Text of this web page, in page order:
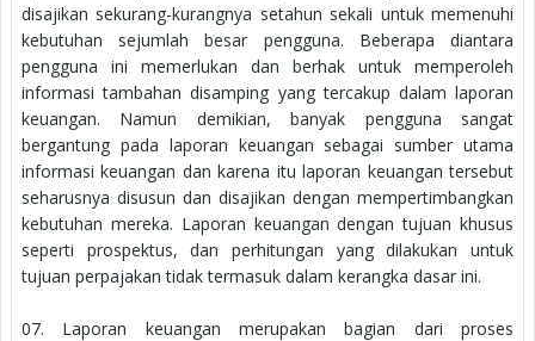
disajikan sekurang-kurangnya setahun sekali untuk memenuhi
kebutuhan sejumlah besar pengguna. Beberapa diantara
pengguna ini memerlukan dan berhak untuk memperoleh
informasi tambahan disamping yang tercakup dalam laporan
keuangan. Namun demikian, banyak pengguna sangat
bergantung pada laporan keuangan sebagai sumber utama
informasi keuangan dan karena itu laporan keuangan tersebut
seharusnya disusun dan disajikan dengan mempertimbangkan
kebutuhan mereka. Laporan keuangan dengan tujuan khusus
seperti prospektus, dan perhitungan yang dilakukan untuk
tujuan perpajakan tidak termasuk dalam kerangka dasar ini.
07. Laporan keuangan merupakan bagian dari proses